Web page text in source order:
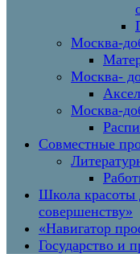
Москва-
Москва-
Москва-
Совместные
Школа красоты
совершенству»
«Навигатор
Государство и